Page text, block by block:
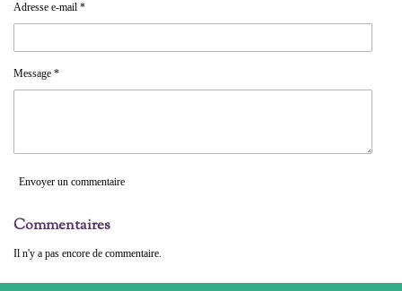
Adresse e-mail *
Message *
Envoyer un commentaire
Commentaires
Il n'y a pas encore de commentaire.